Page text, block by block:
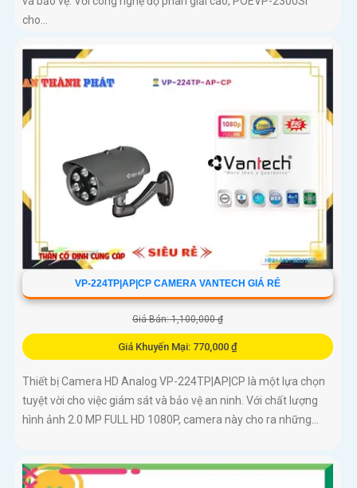
cho...
VP-224TP|AP|CP CAMERA VANTECH GIÁ RẺ
Giá Bán: 1,100,000 ₫
Giá Khuyến Mại: 770,000 ₫
Thiết bị Camera HD Analog VP-224TP|AP|CP là một lựa chọn
tuyệt vời cho việc giám sát và bảo vệ an ninh. Với chất lượng
hình ảnh 2.0 MP FULL HD 1080P, camera này cho ra những...